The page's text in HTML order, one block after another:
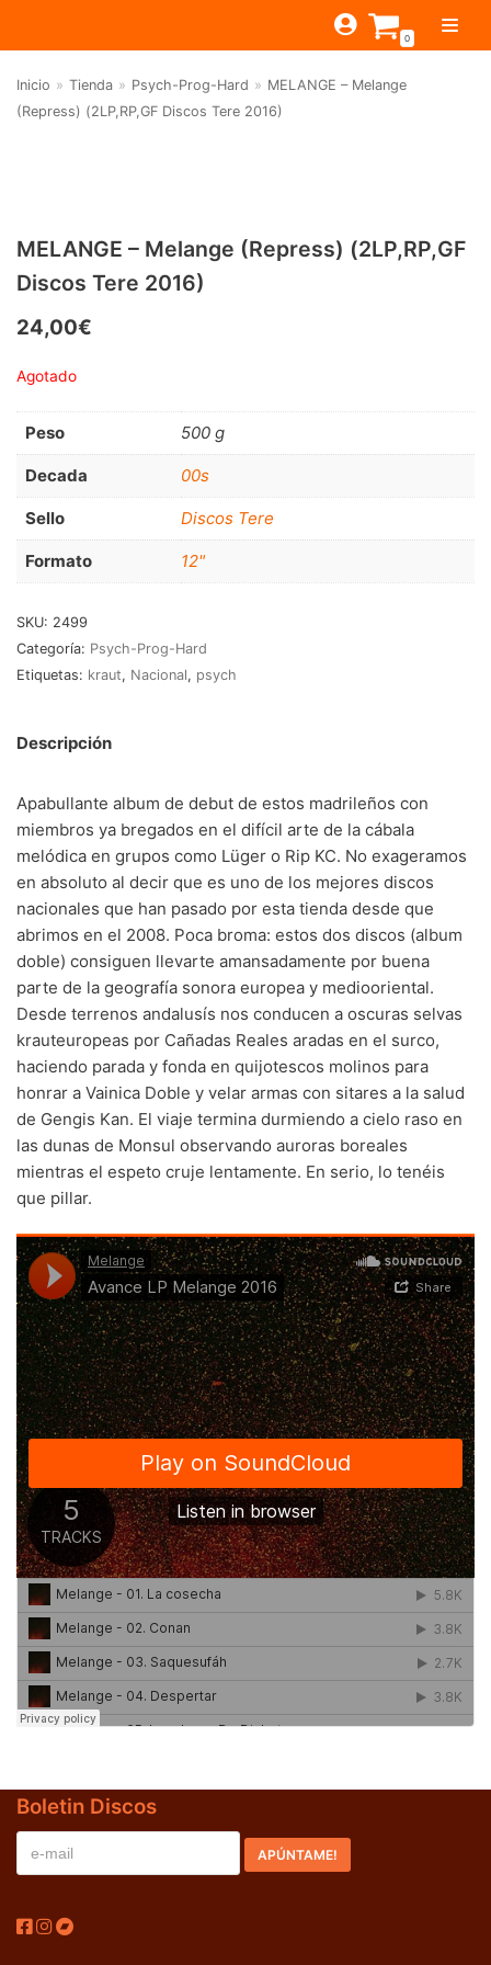
al
contenido
0
FOLK-ROCK-PSYCH
Filtrar por
Psych-Prog-Hard
Folk-Rock-Psych
Punk-Revival-Glam(189)
Alternative-Indie
(141)
RnB-Soul-Latin (286)
Jazz-Blues (123)
Libros(5)
Nacional(184)
VVAA(210)
En oferta
20s (0)
30s(1)
50s (117)
60s
(895)
70s(1174)
80s (155)
90s (80)
00s(433)
Formato
Kommun 2(0)
12" (2508)
7" (148)
10"(21)
CD (49)
BLACK SUGAR – Black Sugar II (LP,GF,180g,RE Discos
Monterey 1974,2023) (BLACK/GREEN)
LOS SHAIN'S - Segundo Volumen (LP,RE Discos
Monterey 1967,2022)
Inicio » Tienda » Psych-Prog-Hard » MELANGE – Melange
(Repress) (2LP,RP,GF Discos Tere 2016)
MELANGE – Melange (Repress) (2LP,RP,GF
Discos Tere 2016)
24,00€
Agotado
Peso 500 g
Decada 00s
Sello Discos Tere
Formato 12"
SKU: 2499
Categoría: Psych-Prog-Hard
Etiquetas: kraut, Nacional, psych
Descripción
Apabullante album de debut de estos madrileños con
miembros ya bregados en el difícil arte de la cábala
melódica en grupos como Lüger o Rip KC. No exageramos
en absoluto al decir que es uno de los mejores discos
nacionales que han pasado por esta tienda desde que
abrimos en el 2008. Poca broma: estos dos discos (album
doble) consiguen llevarte amansadamente por buena
parte de la geografía sonora europea y mediooriental.
Desde terrenos andalusís nos conducen a oscuras selvas
krauteuropeas por Cañadas Reales aradas en el surco,
haciendo parada y fonda en quijotescos molinos para
honrar a Vainica Doble y velar armas con sitares a la salud
de Gengis Kan. El viaje termina durmiendo a cielo raso en
las dunas de Monsul observando auroras boreales
mientras el espeto cruje lentamente. En serio, lo tenéis
que pillar.
Boletin Discos